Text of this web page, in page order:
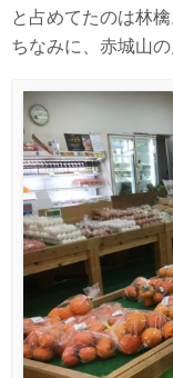
と占めてたのは林檎
ちなみに、赤城山